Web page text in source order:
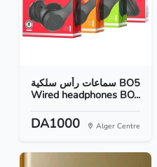
سماعات رأس سلكية BO5
Wired headphones BO...
DA1000 Alger Centre